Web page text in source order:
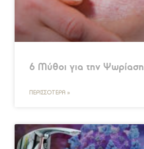
6 Μύθοι για την Ψωρίαση
ΠΕΡΙΣΣΌΤΕΡΑ »